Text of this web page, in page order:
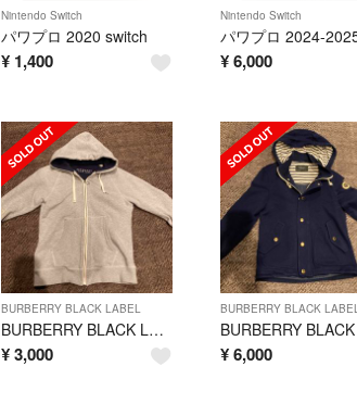
Nintendo Switch
パワプロ 2020 switch
¥ 1,400
Nintendo Switch
¥6,000
BURBERRY BLACK LABEL
BURBERRY BLACK LABEL パーカー
¥3,000
BURBERRY BLACK LABEL
¥6,000